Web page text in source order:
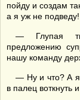
пойду и создам
а я уж не
— Глупая
предложению
нашу команду
— Ну и что? А
в палец воткнуть